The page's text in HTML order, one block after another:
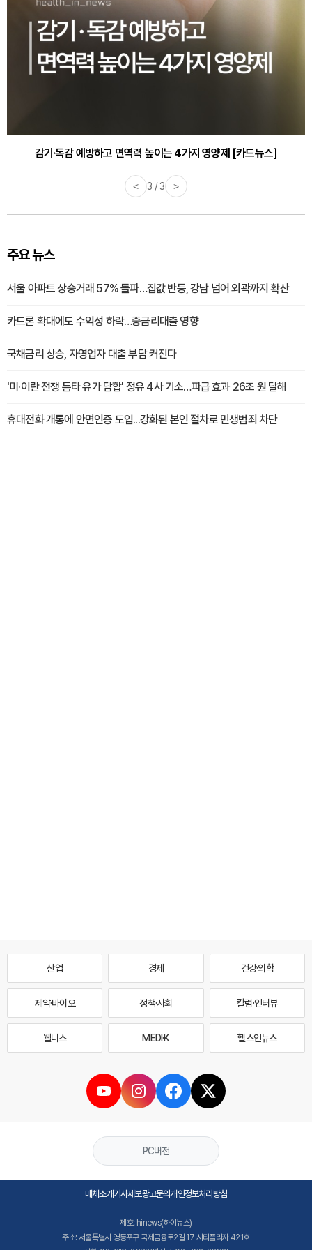
감기·독감 예방하고 면역력 높이는 4가지 영양제 [카드뉴스]
< 3 / 3 >
주요 뉴스
서울 아파트 상승거래 57% 돌파…집값 반등, 강남 넘어 외곽까지 확산
카드론 확대에도 수익성 하락…중금리대출 영향
국채금리 상승, 자영업자 대출 부담 커진다
'미·이란 전쟁 틈타 유가 담합' 정유 4사 기소…파급 효과 26조 원 달해
휴대전화 개통에 안면인증 도입...강화된 본인 절차로 민생범죄 차단
산업 경제 건강·의학
제약·바이오 정책·사회 칼럼·인터뷰
웰니스 MEDI·K 헬스인뉴스
PC버전
매체소개기사제보광고문의개인정보처리방침
제호: hinews(하이뉴스)
주소: 서울특별시 영등포구 국제금융로2길 17 시티플라자 421호